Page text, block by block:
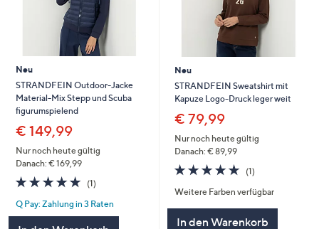
Neu
STRANDFEIN Outdoor-Jacke
Material-Mix Stepp und Scuba
figurumspielend
€ 149,99
Nur noch heute gültig
Danach: € 169,99
5.0
von
5
(1)1
Q Pay: Zahlung in 3 Raten
Neu
STRANDFEIN Sweatshirt mit
Kapuze Logo-Druck leger weit
€ 79,99
Nur noch heute gültig
Danach: € 89,99
5.0
von
5
(1)1
Weitere Farben verfügbar
In den Warenkorb